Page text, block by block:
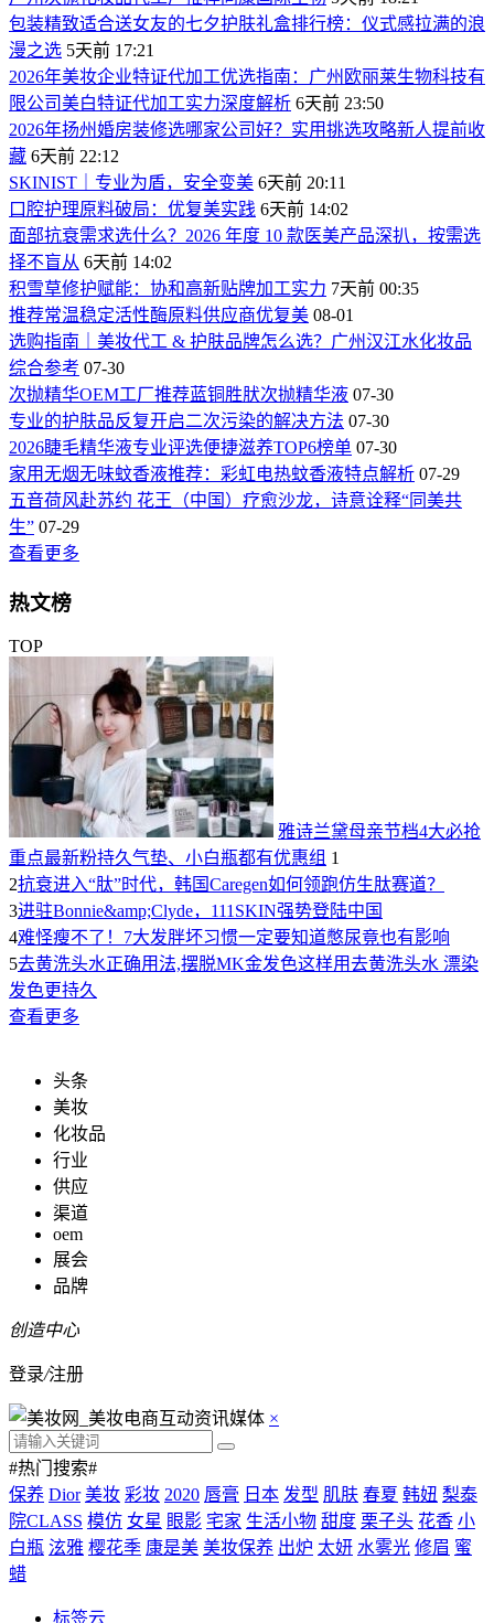
包装精致适合送女友的七夕护肤礼盒排行榜：仪式感拉满的浪
漫之选 5天前 17:21
2026年美妆企业特证代加工优选指南：广州欧丽莱生物科技有
限公司美白特证代加工实力深度解析 6天前 23:50
2026年扬州婚房装修选哪家公司好？实用挑选攻略新人提前收
藏 6天前 22:12
SKINIST｜专业为盾，安全变美 6天前 20:11
口腔护理原料破局：优复美实践 6天前 14:02
面部抗衰需求选什么？2026 年度 10 款医美产品深扒，按需选
择不盲从 6天前 14:02
积雪草修护赋能：协和高新贴牌加工实力 7天前 00:35
推荐常温稳定活性酶原料供应商优复美 08-01
选购指南｜美妆代工 & 护肤品牌怎么选？广州汉江水化妆品
综合参考 07-30
次抛精华OEM工厂推荐蓝铜胜肰次抛精华液 07-30
专业的护肤品反复开启二次污染的解决方法 07-30
2026睫毛精华液专业评选便捷滋养TOP6榜单 07-30
家用无烟无味蚊香液推荐：彩虹电热蚊香液特点解析 07-29
五音荷风赴苏约 花王（中国）疗愈沙龙，诗意诠释“同美共
生” 07-29
查看更多
热文榜
TOP
雅诗兰黛母亲节档4大必抢
重点最新粉持久气垫、小白瓶都有优惠组 1
2抗衰进入“肽”时代，韩国Caregen如何领跑仿生肽赛道？
3进驻Bonnie&amp;Clyde，111SKIN强势登陆中国
4难怪瘦不了！7大发胖坏习惯一定要知道憋尿竟也有影响
5去黄洗头水正确用法,摆脱MK金发色这样用去黄洗头水 漂染
发色更持久
查看更多
头条
美妆
化妆品
行业
供应
渠道
oem
展会
品牌
创造中心
登录/注册
×
#热门搜索#
保养 Dior 美妆 彩妆 2020 唇膏 日本 发型 肌肤 春夏 韩妞 梨泰
院CLASS 模仿 女星 眼影 宅家 生活小物 甜度 栗子头 花香 小
白瓶 泫雅 樱花季 康是美 美妆保养 出炉 太妍 水雾光 修眉 蜜
蜡
标签云